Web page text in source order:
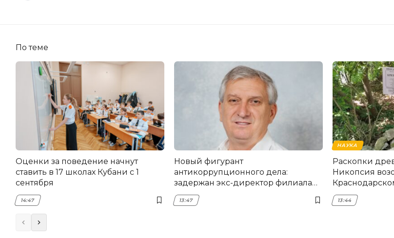
По теме
Оценки за поведение начнут
ставить в 17 школах Кубани с 1
сентября
14:47
Новый фигурант
антикоррупционного дела:
задержан экс-директор филиала
НЭСК Крымска
13:47
НАУКА
Раскопки
Никопсия
13:44